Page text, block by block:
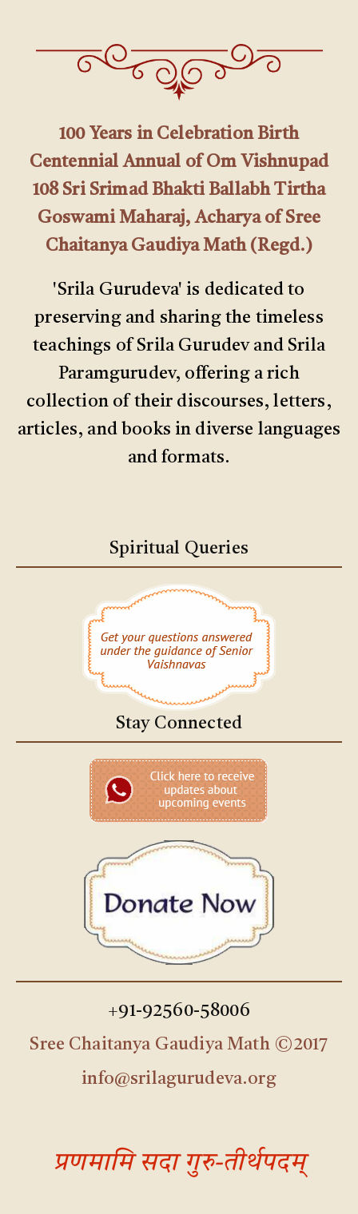
100 Years in Celebration Birth
Centennial Annual of Om Vishnupad
108 Sri Srimad Bhakti Ballabh Tirtha
Goswami Maharaj, Acharya of Sree
Chaitanya Gaudiya Math (Regd.)
'Srila Gurudeva' is dedicated to
preserving and sharing the timeless
teachings of Srila Gurudev and Srila
Paramgurudev, offering a rich
collection of their discourses, letters,
articles, and books in diverse languages
and formats.
Spiritual Queries
Stay Connected
+91-92560-58006
Sree Chaitanya Gaudiya Math ©2017
info@srilagurudeva.org
प्रणमामि सदा गुरु-तीर्थपदम्